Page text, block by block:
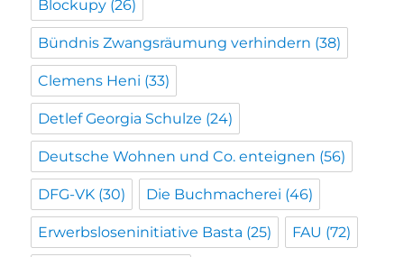
Blockupy (26)
Bündnis Zwangsräumung verhindern (38)
Clemens Heni (33)
Detlef Georgia Schulze (24)
Deutsche Wohnen und Co. enteignen (56)
DFG-VK (30) Die Buchmacherei (46)
Erwerbsloseninitiative Basta (25) FAU (72)